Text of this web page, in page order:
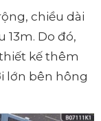
chiều dài
13m. Do đó,
kế thêm
lớn bên hông